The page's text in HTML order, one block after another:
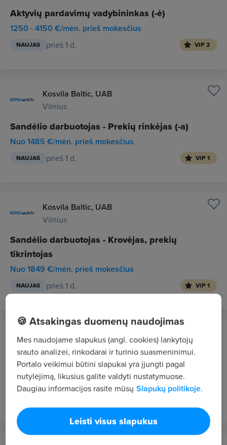
Aktyvių pardavimų vadybininkas (-ė)
1250 - 4150 €/mėn. prieš mokesčius
NAUJAS prieš 1 d. VIP 2
Kosvila Baltic, UAB
Vilnius
Sandėlio darbuotojas - Prekių rinkėjas (-a)
Nuo 1485 €/mėn. prieš mokesčius
NAUJAS prieš 1 d. VIP 1
Kosvila Baltic, UAB
Vilnius
Sandėlio darbuotojas - Krovėjas, prekių
tikrintojas
Nuo 1849 €/mėn. prieš mokesčius
NAUJAS prieš 1 d. VIP 1
CVMarket.lt klientas
Vilnius
Tiekimo vadovas (baldų gamyba)
2500 - 2900 €/mėn. prieš mokesčius
🍪 Atsakingas duomenų naudojimas
Mes naudojame slapukus (angl. cookies) lankytojų
srauto analizei, rinkodarai ir turinio suasmeninimui.
Portalo veikimui būtini slapukai yra įjungti pagal
nutylėjimą, likusius galite valdyti nustatymuose.
Daugiau informacijos rasite mūsų Slapukų politikoje.
Leisti visus slapukus